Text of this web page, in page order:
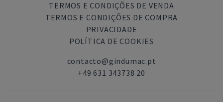
TERMOS E CONDIÇÕES DE VENDA
TERMOS E CONDIÇÕES DE COMPRA
PRIVACIDADE
POLÍTICA DE COOKIES
contacto@gindumac.pt
+49 631 343738 20